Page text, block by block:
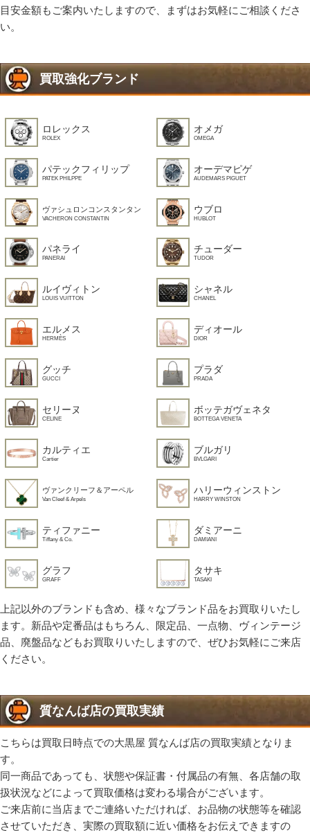
目安金額もご案内いたしますので、まずはお気軽にご相談くださ
い。
買取強化ブランド
ロレックス
ROLEX
オメガ
OMEGA
パテックフィリップ
PATEK PHILPPE
オーデマピゲ
AUDEMARS PIGUET
ヴァシュロンコンスタンタン
VACHERON CONSTANTIN
ウブロ
HUBLOT
パネライ
PANERAI
チューダー
TUDOR
ルイヴィトン
LOUIS VUITTON
シャネル
CHANEL
エルメス
HERMÈS
ディオール
DIOR
グッチ
GUCCI
プラダ
PRADA
セリーヌ
CELINE
ボッテガヴェネタ
BOTTEGA VENETA
カルティエ
Cartier
ブルガリ
BVLGARI
ヴァンクリーフ＆アーペル
Van Cleef & Arpels
ハリーウィンストン
HARRY WINSTON
ティファニー
Tiffany & Co.
ダミアーニ
DAMIANI
グラフ
GRAFF
タサキ
TASAKI
上記以外のブランドも含め、様々なブランド品をお買取りいたし
ます。新品や定番品はもちろん、限定品、一点物、ヴィンテージ
品、廃盤品などもお買取りいたしますので、ぜひお気軽にご来店
ください。
質なんば店の買取実績
こちらは買取日時点での大黒屋 質なんば店の買取実績となりま
す。
同一商品であっても、状態や保証書・付属品の有無、各店舗の取
扱状況などによって買取価格は変わる場合がございます。
ご来店前に当店までご連絡いただければ、お品物の状態等を確認
させていただき、実際の買取額に近い価格をお伝えできますの